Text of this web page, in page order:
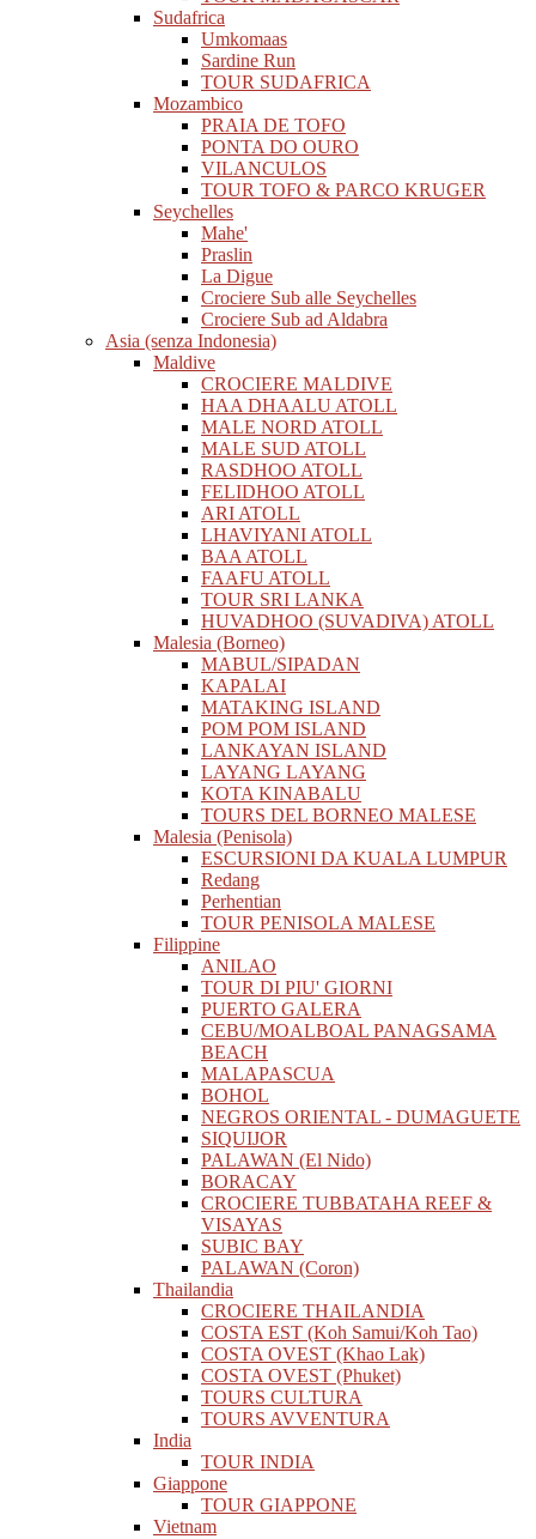
Sudafrica
Umkomaas
Sardine Run
TOUR SUDAFRICA
Mozambico
PRAIA DE TOFO
PONTA DO OURO
VILANCULOS
TOUR TOFO & PARCO KRUGER
Seychelles
Mahe'
Praslin
La Digue
Crociere Sub alle Seychelles
Crociere Sub ad Aldabra
Asia (senza Indonesia)
Maldive
CROCIERE MALDIVE
HAA DHAALU ATOLL
MALE NORD ATOLL
MALE SUD ATOLL
RASDHOO ATOLL
FELIDHOO ATOLL
ARI ATOLL
LHAVIYANI ATOLL
BAA ATOLL
FAAFU ATOLL
TOUR SRI LANKA
HUVADHOO (SUVADIVA) ATOLL
Malesia (Borneo)
MABUL/SIPADAN
KAPALAI
MATAKING ISLAND
POM POM ISLAND
LANKAYAN ISLAND
LAYANG LAYANG
KOTA KINABALU
TOURS DEL BORNEO MALESE
Malesia (Penisola)
ESCURSIONI DA KUALA LUMPUR
Redang
Perhentian
TOUR PENISOLA MALESE
Filippine
ANILAO
TOUR DI PIU' GIORNI
PUERTO GALERA
CEBU/MOALBOAL PANAGSAMA
BEACH
MALAPASCUA
BOHOL
NEGROS ORIENTAL - DUMAGUETE
SIQUIJOR
PALAWAN (El Nido)
BORACAY
CROCIERE TUBBATAHA REEF &
VISAYAS
SUBIC BAY
PALAWAN (Coron)
Thailandia
CROCIERE THAILANDIA
COSTA EST (Koh Samui/Koh Tao)
COSTA OVEST (Khao Lak)
COSTA OVEST (Phuket)
TOURS CULTURA
TOURS AVVENTURA
India
TOUR INDIA
Giappone
TOUR GIAPPONE
Vietnam